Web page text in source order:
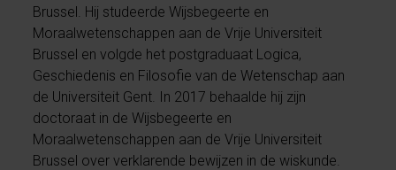
Brussel. Hij studeerde Wijsbegeerte en
Moraalwetenschappen aan de Vrije Universiteit
Brussel en volgde het postgraduaat Logica,
Geschiedenis en Filosofie van de Wetenschap aan
de Universiteit Gent. In 2017 behaalde hij zijn
doctoraat in de Wijsbegeerte en
Moraalwetenschappen aan de Vrije Universiteit
Brussel over verklarende bewijzen in de wiskunde.